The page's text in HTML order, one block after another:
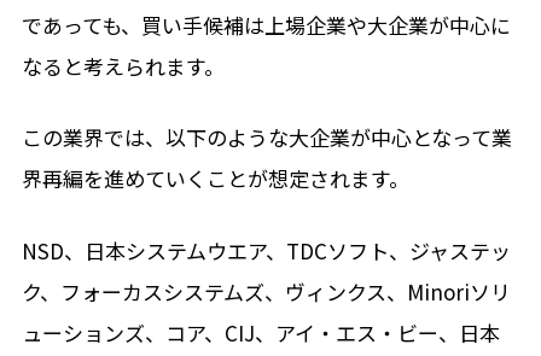
であっても、買い手候補は上場企業や大企業が中心に
なると考えられます。
この業界では、以下のような大企業が中心となって業
界再編を進めていくことが想定されます。
NSD、日本システムウエア、TDCソフト、ジャステッ
ク、フォーカスシステムズ、ヴィンクス、Minoriソリ
ューションズ、コア、CIJ、アイ・エス・ビー、日本